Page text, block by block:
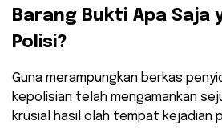
​Barang Bukti Apa Saja
Polisi?
​Guna merampungkan berkas
kepolisian telah mengamankan
krusial hasil olah tempat kejadian